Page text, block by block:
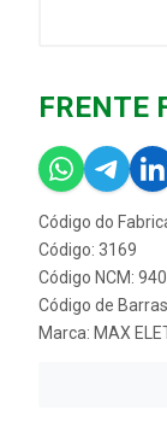
FRENTE
Código do
Código: 3169
Código NCM:
Código de
Marca: MAX